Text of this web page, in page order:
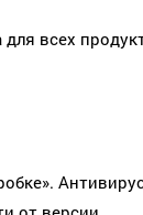
всех